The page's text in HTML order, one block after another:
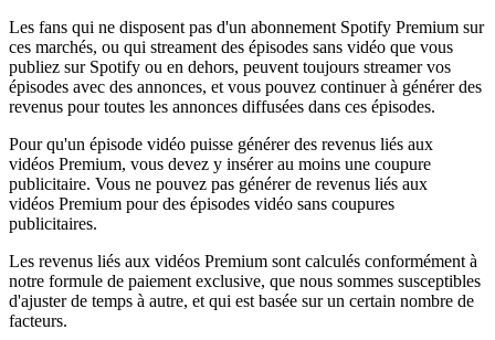
Les fans qui ne disposent pas d'un abonnement Spotify Premium sur
ces marchés, ou qui streament des épisodes sans vidéo que vous
publiez sur Spotify ou en dehors, peuvent toujours streamer vos
épisodes avec des annonces, et vous pouvez continuer à générer des
revenus pour toutes les annonces diffusées dans ces épisodes.
Pour qu'un épisode vidéo puisse générer des revenus liés aux
vidéos Premium, vous devez y insérer au moins une coupure
publicitaire. Vous ne pouvez pas générer de revenus liés aux
vidéos Premium pour des épisodes vidéo sans coupures
publicitaires.
Les revenus liés aux vidéos Premium sont calculés conformément à
notre formule de paiement exclusive, que nous sommes susceptibles
d'ajuster de temps à autre, et qui est basée sur un certain nombre de
facteurs.